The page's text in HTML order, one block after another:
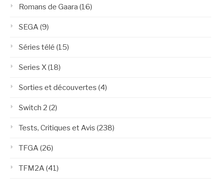
Romans de Gaara (16)
SEGA(9)
Séries télé (15)
Series X(18)
Sorties et découvertes (4)
Switch 2 (2)
Tests, Critiques et Avis (238)
TFGA(26)
TFM2A(41)